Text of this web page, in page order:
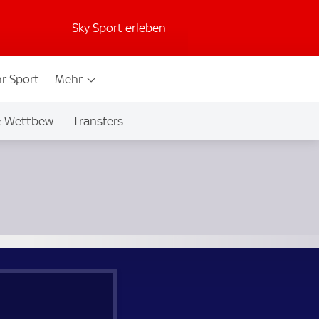
Sky Sport erleben
Sport Mehr
Wettbew. Transfers